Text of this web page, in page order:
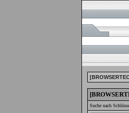
Suche nach